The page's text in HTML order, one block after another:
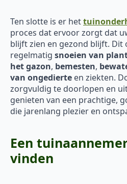
Ten slotte is er het
proces dat ervoor zorgt dat
blijft zien en gezond blijft. Dit
regelmatig snoeien van
hetgazon, bemesten,
van ongedierte en ziekten.
zorgvuldig te doorlopen en
genieten van een prachtige,
die jarenlang plezier en
Een
vinden